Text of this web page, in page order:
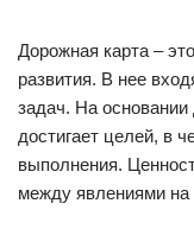
Дорожная карта –
развития. В нее
задач. На
достигает целей, в
выполнения.
между явлениями